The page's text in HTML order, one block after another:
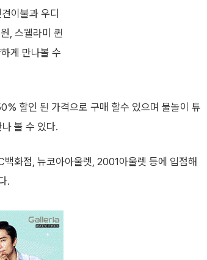
이불과 우디
, 스웰라미 퀸
게 만나볼 수
할인 된 가격으로 구매 할수 있으며 물놀이 튜
볼 수 있다.
화점, 뉴코아아울렛, 2001아울렛 등에 입점해
.